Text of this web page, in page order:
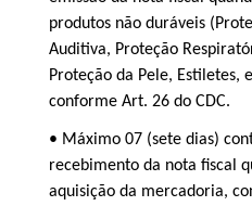
produtos não duráveis
Auditiva, Proteção
Proteção da Pele, Estiletes,
conforme Art. 26 do CDC.
• Máximo 07 (sete dias)
recebimento da nota fiscal
aquisição da mercadoria,